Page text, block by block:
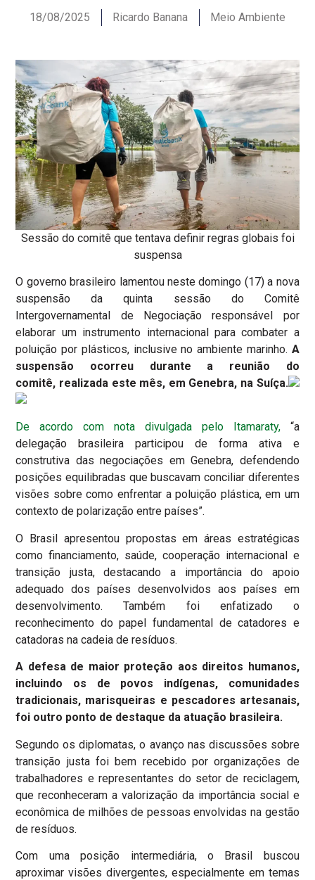
18/08/2025 Ricardo Banana Meio Ambiente
Sessão do comitê que tentava definir regras globais foi
suspensa
O governo brasileiro lamentou neste domingo (17) a nova
suspensão da quinta sessão do Comitê
Intergovernamental de Negociação responsável por
elaborar um instrumento internacional para combater a
poluição por plásticos, inclusive no ambiente marinho. A
suspensão ocorreu durante a reunião do
comitê, realizada este mês, em Genebra, na Suíça.
De acordo com nota divulgada pelo Itamaraty, “a
delegação brasileira participou de forma ativa e
construtiva das negociações em Genebra, defendendo
posições equilibradas que buscavam conciliar diferentes
visões sobre como enfrentar a poluição plástica, em um
contexto de polarização entre países”.
O Brasil apresentou propostas em áreas estratégicas
como financiamento, saúde, cooperação internacional e
transição justa, destacando a importância do apoio
adequado dos países desenvolvidos aos países em
desenvolvimento. Também foi enfatizado o
reconhecimento do papel fundamental de catadores e
catadoras na cadeia de resíduos.
A defesa de maior proteção aos direitos humanos,
incluindo os de povos indígenas, comunidades
tradicionais, marisqueiras e pescadores artesanais,
foi outro ponto de destaque da atuação brasileira.
Segundo os diplomatas, o avanço nas discussões sobre
transição justa foi bem recebido por organizações de
trabalhadores e representantes do setor de reciclagem,
que reconheceram a valorização da importância social e
econômica de milhões de pessoas envolvidas na gestão
de resíduos.
Com uma posição intermediária, o Brasil buscou
aproximar visões divergentes, especialmente em temas